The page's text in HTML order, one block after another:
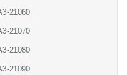
21060
21070
21080
21090